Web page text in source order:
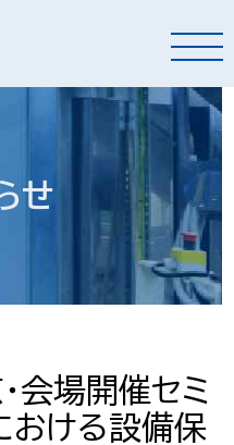
せ
会場開催セミ
おける設備保